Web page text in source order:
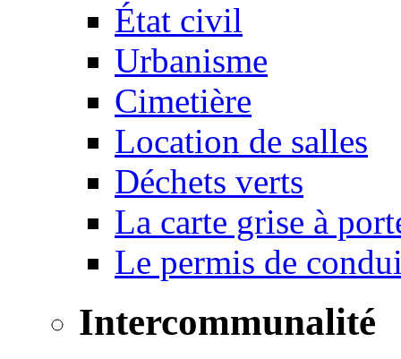
État civil
Urbanisme
Cimetière
Location de salles
Déchets verts
La carte grise à
Le permis de
Intercommunalité